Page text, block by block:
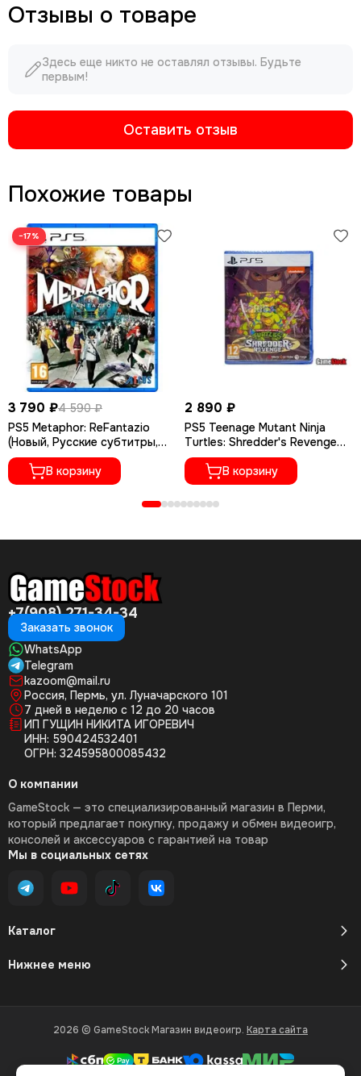
Отзывы о товаре
Здесь еще никто не оставлял отзывы. Будьте
первым!
Оставить отзыв
Похожие товары
−17%
3 790 ₽4 590 ₽
PS5 Metaphor: ReFantazio
(Новый, Русские субтитры,
PPSA-20799)
В корзину
2 890 ₽
PS5 Teenage Mutant Ninja
Turtles: Shredder's Revenge
(TMNT) (Новый, Английская
версия, PPSA-06731)
В корзину
+7(908) 271-34-34
Заказать звонок
WhatsApp
Telegram
kazoom@mail.ru
Россия, Пермь, ул. Луначарского 101
7 дней в неделю с 12 до 20 часов
ИП ГУЩИН НИКИТА ИГОРЕВИЧ
ИНН: 590424532401
ОГРН: 324595800085432
Каталог
Нижнее меню
О компании
GameStock — это специализированный магазин в Перми,
который предлагает покупку, продажу и обмен видеоигр,
консолей и аксессуаров с гарантией на товар
Мы в социальных сетях
2026 © GameStock Магазин видеоигр. Карта сайта